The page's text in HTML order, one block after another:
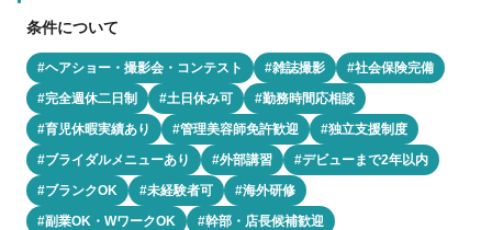
条件について
#ヘアショー・撮影会・コンテスト #雑誌撮影
#社会保険完備
#完全週休二日制
#土日休み可
#勤務時間応相談
#育児休暇実績あり
#管理美容師免許歓迎
#独立支援制度
#ブライダルメニューあり
#外部講習
#デビューまで2年以内
#ブランクOK
#未経験者可
#海外研修
#副業OK・WワークOK
#幹部・店長候補歓迎